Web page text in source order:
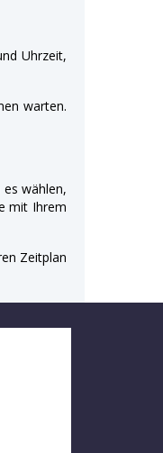
Uhrzeit,
warten.
wählen,
mit Ihrem
Zeitplan